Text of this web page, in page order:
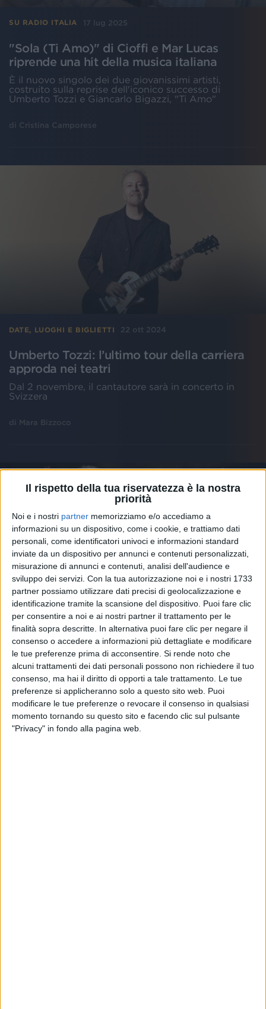
Il rispetto della tua riservatezza è la nostra
priorità
Noi e i nostri partner memorizziamo e/o accediamo a
informazioni su un dispositivo, come i cookie, e trattiamo dati
personali, come identificatori univoci e informazioni standard
inviate da un dispositivo per annunci e contenuti personalizzati,
misurazione di annunci e contenuti, analisi dell'audience e
sviluppo dei servizi. Con la tua autorizzazione noi e i nostri 1733
partner possiamo utilizzare dati precisi di geolocalizzazione e
identificazione tramite la scansione del dispositivo. Puoi fare clic
per consentire a noi e ai nostri partner il trattamento per le
finalità sopra descritte. In alternativa puoi fare clic per negare il
consenso o accedere a informazioni più dettagliate e modificare
le tue preferenze prima di acconsentire. Si rende noto che
alcuni trattamenti dei dati personali possono non richiedere il tuo
consenso, ma hai il diritto di opporti a tale trattamento. Le tue
preferenze si applicheranno solo a questo sito web. Puoi
modificare le tue preferenze o revocare il consenso in qualsiasi
momento tornando su questo sito e facendo clic sul pulsante
"Privacy" in fondo alla pagina web.
SU RADIO ITALIA 17 lug 2025
"Sola (Ti Amo)" di Cioffi e Mar Lucas
riprende una hit della musica italiana
È il nuovo singolo dei due giovanissimi artisti,
costruito sulla reprise dell'iconico successo di
Umberto Tozzi e Giancarlo Bigazzi, "Ti Amo"
di Cristina Camporese
DATE, LUOGHI E BIGLIETTI 22 ott 2024
Umberto Tozzi: l’ultimo tour della carriera
approda nei teatri
Dal 2 novembre, il cantautore sarà in concerto in
Svizzera
di Mara Bizzoco
DUE INEDITI IN SCALETTA 06 ott 2024
Umberto Tozzi in concerto al Forum: il “Ti
amo” degli spettatori e dei suoi ospiti
Per l’ultimo tour prima del ritiro dalle scene, il
cantante tornerà a esibirsi sabato 12 ottobre all’Inalpi
Arena di Torino
diMara Bizzoco